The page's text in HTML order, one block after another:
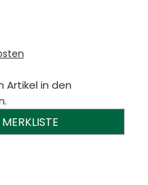
Artikel in den